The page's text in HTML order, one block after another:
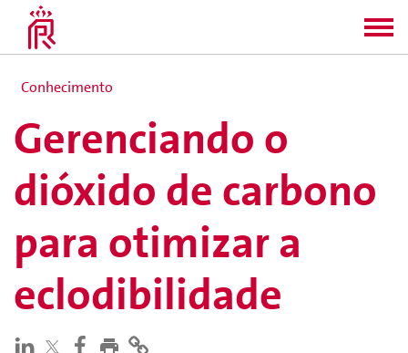
Conhecimento
Gerenciando o
dióxido de carbono
para otimizar a
eclodibilidade